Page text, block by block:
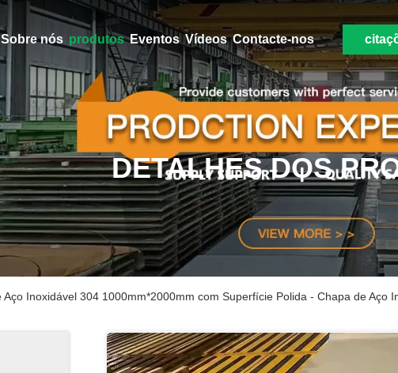
Sobre nós produtos Eventos Vídeos Contacte-nos
DETALHES DOS
Aço Inoxidável 304 1000mm*2000mm com Superfície Polida - Chapa de Aço